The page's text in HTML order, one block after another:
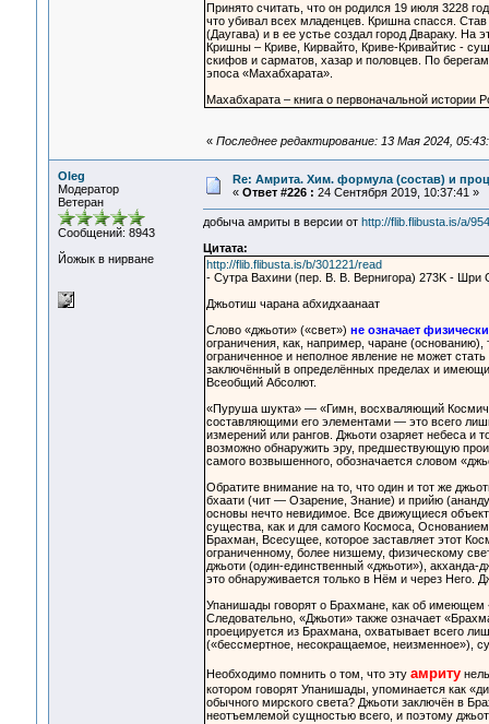
Принято считать, что он родился 19 июля 3228
что убивал всех младенцев. Кришна спасся.
(Даугава) и в ее устье создал город Двараку. На
Кришны – Криве, Кирвайто, Криве-Кривайтис -
скифов и сарматов, хазар и половцев. По
эпоса «Махабхарата».
Махабхарата – книга о первоначальной истории
« Последнее редактирование: 13 Мая 2024,
Oleg
Модератор
Ветеран
Сообщений: 8943
Йожык в нирване
Re: Амрита. Хим. формула (состав) и
« Ответ #226 : 24 Сентября 2019, 10:37:41 »
добыча амриты в версии от http://flib.flibusta.is/a/
Цитата:
http://flib.flibusta.is/b/301221/read
- Сутра Вахини (пер. В. В. Вернигора) 273K - Шри
Джьотиш чарана абхидхаанаат
Слово «джьоти» («свет») не означает
ограничения, как, например, чаране
ограниченное и неполное явление не может
заключённый в определённых пределах и
Всеобщий Абсолют.
«Пуруша шукта» — «Гимн, восхваляющий
составляющими его элементами — это всего
измерений или рангов. Джьоти озаряет небеса и
возможно обнаружить эру, предшествующую
самого возвышенного, обозначается словом
Обратите внимание на то, что один и тот же
бхаати (чит — Озарение, Знание) и прийю
основы нечто невидимое. Все движущиеся
существа, как и для самого Космоса,
Брахман, Всесущее, которое заставляет этот
ограниченному, более низшему, физическому
джьоти (один-единственный «джьоти»),
это обнаруживается только в Нём и через Него.
Упанишады говорят о Брахмане, как об имеющем
Следовательно, «Джьоти» также означает
проецируется из Брахмана, охватывает всего
(«бессмертное, несокращаемое, неизменное»),
Необходимо помнить о том, что эту амриту
котором говорят Упанишады, упоминается как
обычного мирского света? Джьоти заключён в
неотъемлемой сущностью всего, и поэтому